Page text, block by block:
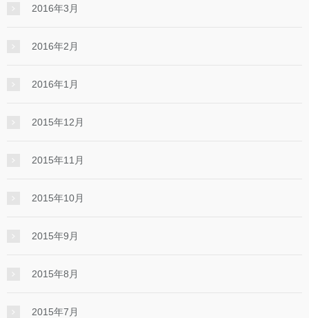
2016年3月
2016年2月
2016年1月
2015年12月
2015年11月
2015年10月
2015年9月
2015年8月
2015年7月